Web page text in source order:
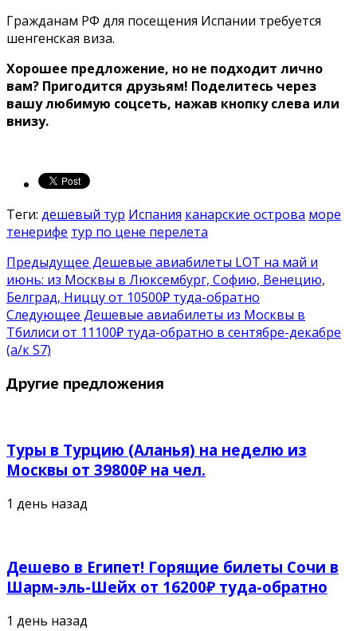
Гражданам РФ для посещения Испании требуется
шенгенская виза.
Хорошее предложение, но не подходит лично
вам? Пригодится друзьям! Поделитесь через
вашу любимую соцсеть, нажав кнопку слева или
внизу.
Теги: дешевый тур Испания канарские острова море
тенерифе тур по цене перелета
Предыдущее Дешевые авиабилеты LOT на май и
июнь: из Москвы в Люксембург, Софию, Венецию,
Белград, Ниццу от 10500₽ туда-обратно
Следующее Дешевые авиабилеты из Москвы в
Тбилиси от 11100₽ туда-обратно в сентябре-декабре
(a/к S7)
Другие предложения
Туры в Турцию (Аланья) на неделю из
Москвы от 39800₽ на чел.
1 день назад
Дешево в Египет! Горящие билеты Сочи в
Шарм-эль-Шейх от 16200₽ туда-обратно
1 день назад